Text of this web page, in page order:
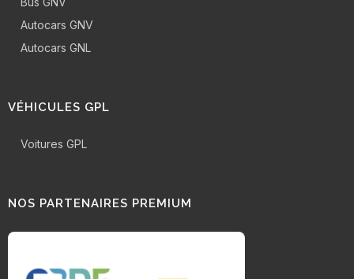
Autocars GNV
Autocars GNL
VÉHICULES GPL
Voitures GPL
NOS PARTENAIRES PREMIUM